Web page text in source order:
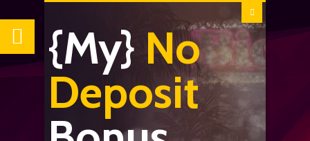
{My} No
Deposit